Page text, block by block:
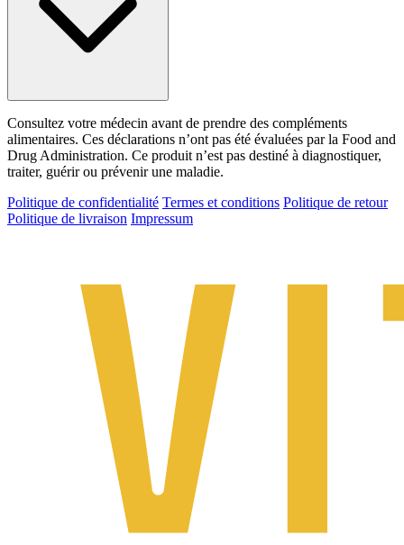
Consultez votre médecin avant de prendre des compléments
alimentaires. Ces déclarations n’ont pas été évaluées par la Food and
Drug Administration. Ce produit n’est pas destiné à diagnostiquer,
traiter, guérir ou prévenir une maladie.
Politique de confidentialité Termes et conditions Politique de retour
Politique de livraison Impressum